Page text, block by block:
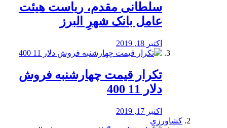
سلطانی مقدم، ریاست هیئت
عامل بانک شهرِ البرز
اکتبر 18, 2019
تکرار قیمت چهارشنبه فروش
دلار 11 400
اکتبر 17, 2019
کشاورزی